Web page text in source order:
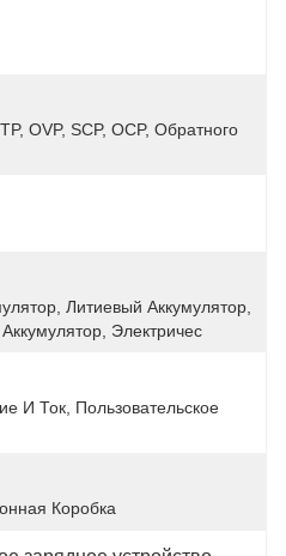
OVP, SCP, OCP, Обратного
Литиевый Аккумулятор,
Электричес
И Ток, Пользовательское
Коробка